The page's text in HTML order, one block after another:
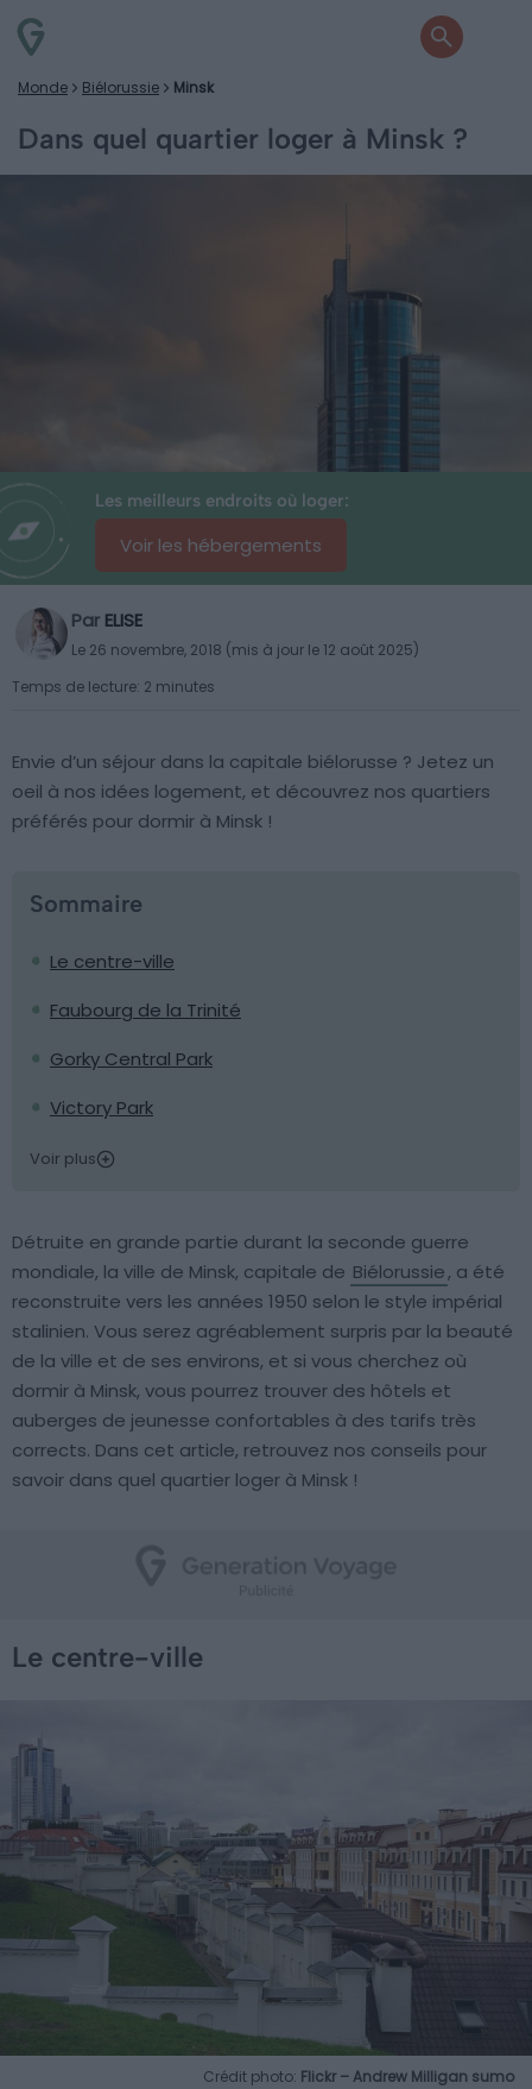
Monde Biélorussie Minsk
Dans quel quartier loger à Minsk ?
Les meilleurs endroits où loger:
Voir les hébergements
Par ELISE
Le 26 novembre, 2018 (mis à jour le 12 août 2025)
Temps de lecture: 2 minutes
Envie d’un séjour dans la capitale biélorusse ? Jetez un
oeil à nos idées logement, et découvrez nos quartiers
préférés pour dormir à Minsk !
Sommaire
Le centre-ville
Faubourg de la Trinité
Gorky Central Park
Victory Park
Voir plus
Détruite en grande partie durant la seconde guerre
mondiale, la ville de Minsk, capitale de Biélorussie, a été
reconstruite vers les années 1950 selon le style impérial
stalinien. Vous serez agréablement surpris par la beauté
de la ville et de ses environs, et si vous cherchez où
dormir à Minsk, vous pourrez trouver des hôtels et
auberges de jeunesse confortables à des tarifs très
corrects. Dans cet article, retrouvez nos conseils pour
savoir dans quel quartier loger à Minsk !
Le centre-ville
Crédit photo: Flickr – Andrew Milligan sumo